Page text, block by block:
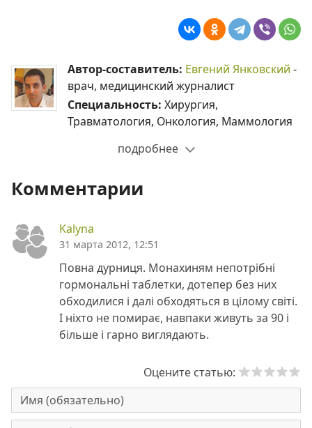
Автор-составитель: Евгений Янковский -
врач, медицинский журналист
Специальность: Хирургия,
Травматология, Онкология, Маммология
подробнее
Комментарии
Kalyna
31 марта 2012, 12:51
Повна дурниця. Монахиням непотрібні
гормональні таблетки, дотепер без них
обходилися і далі обходяться в цілому світі.
І ніхто не помирає, навпаки живуть за 90 і
більше і гарно виглядають.
Оцените статью: